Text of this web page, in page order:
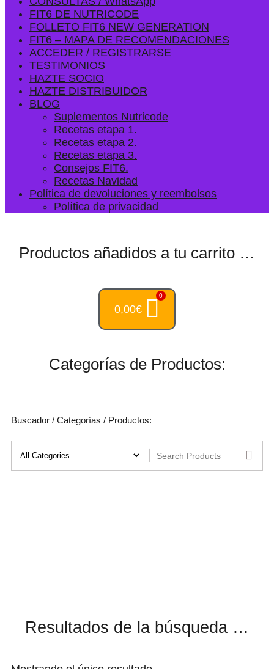
FIT6 DE NUTRICODE
FOLLETO FIT6 NEW GENERATION
FIT6 – MAPA DE RECOMENDACIONES
ACCEDER / REGISTRARSE
TESTIMONIOS
HAZTE SOCIO
HAZTE DISTRIBUIDOR
BLOG
Suplementos Nutricode
Recetas etapa 1.
Recetas etapa 2.
Recetas etapa 3.
Consejos FIT6.
Recetas Navidad
Política de devoluciones y reembolsos
Política de privacidad
Productos añadidos a tu carrito …
0,00€
Categorías de Productos:
Buscador / Categorías / Productos:
Resultados de la búsqueda …